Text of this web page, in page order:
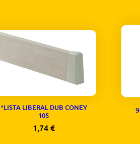
*LISTA LIBERAL DUB CONEY
105
1,74 €